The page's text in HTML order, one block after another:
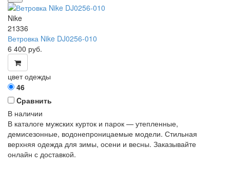
Nike
21336
Ветровка Nike DJ0256-010
6 400 руб.
цвет одежды
46
Cравнить
В наличии
В каталоге мужских курток и парок — утепленные,
демисезонные, водонепроницаемые модели. Стильная
верхняя одежда для зимы, осени и весны. Заказывайте
онлайн с доставкой.